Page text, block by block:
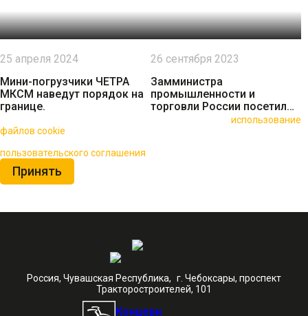
25 апреля 2024
Мини-погрузчики ЧЕТРА
МКСМ наведут порядок на
границе.
26 сентября 2023
Замминистра
промышленности и
торговли России посетил
производство ЧЕТРА МКСМ
использование
файлов cookie
пользовательского соглашения
Принять
Россия, Чувашская Республика, г. Чебоксары, проспект
Тракторостроителей, 101
Концерн